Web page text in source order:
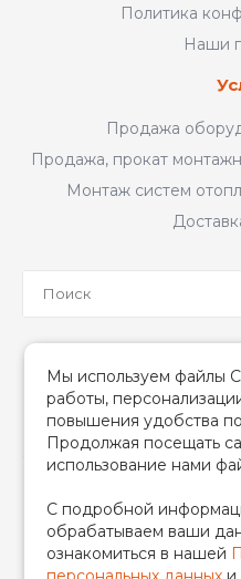
Политика
Наши
Продажа
Продажа, прокат
Монтаж систем
2026 © TIM (ТИМ)
ИП Гончаренко
Мы используем файлы
работы,
повышения удобства
Продолжая посещать
использование нами
С подробной
обрабатываем ваши
ознакомиться в нашей